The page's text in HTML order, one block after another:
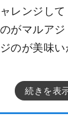
レンジし
がマルア
のが美味
続きを表